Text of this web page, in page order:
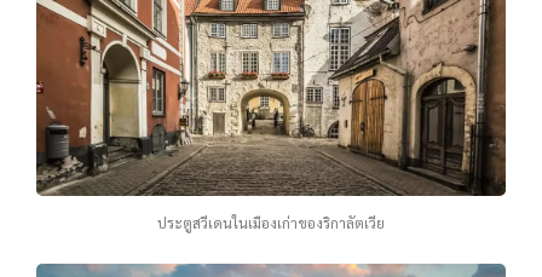
ประตูสวีเดนในเมืองเก่าของริกาลัตเวีย